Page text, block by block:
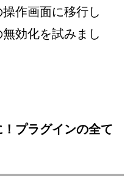
作画面に移行し
効化を試みまし
プラグインの全て